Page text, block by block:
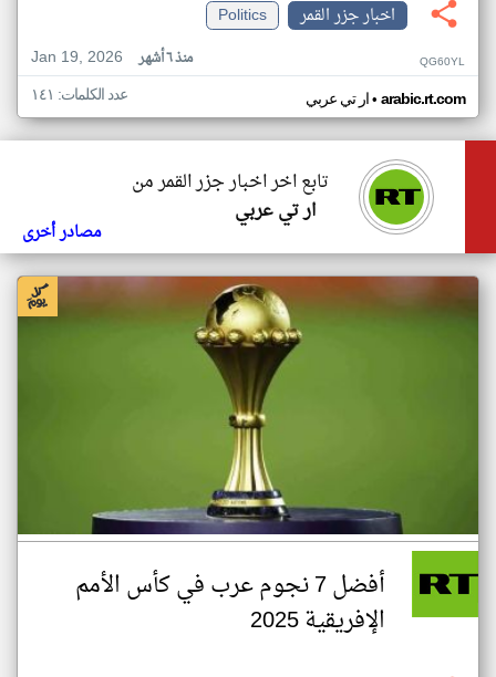
اخبار جزر القمر
Politics
Jan 19, 2026
منذ ٦ أشهر QG60YL
ار تي عربي• arabic.rt.com عدد الكلمات: ١٤١
تابع اخر اخبار جزر القمر من
ار تي عربي
مصادر أخرى
أفضل 7 نجوم عرب في كأس الأمم
الإفريقية 2025